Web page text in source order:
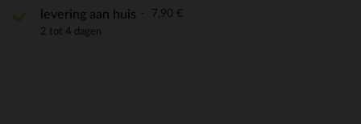
levering aan huis 7,90 €
2 tot 4 dagen